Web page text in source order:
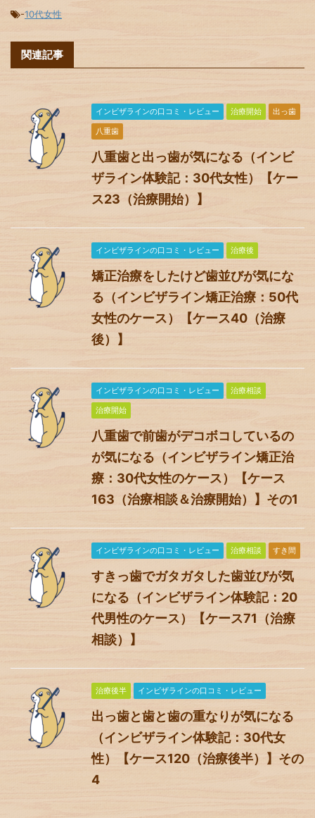
-10代女性
関連記事
インビザラインの口コミ・レビュー 治療開始
出っ歯
八重歯
八重歯と出っ歯が気になる（インビ
ザライン体験記：30代女性）【ケー
ス23（治療開始）】
インビザラインの口コミ・レビュー 治療後
矯正治療をしたけど歯並びが気にな
る（インビザライン矯正治療：50代
女性のケース）【ケース40（治療
後）】
インビザラインの口コミ・レビュー
治療相談
治療開始
八重歯で前歯がデコボコしているの
が気になる（インビザライン矯正治
療：30代女性のケース）【ケース
163（治療相談＆治療開始）】その1
インビザラインの口コミ・レビュー 治療相談 すき間
すきっ歯でガタガタした歯並びが気
になる（インビザライン体験記：20
代男性のケース）【ケース71（治療
相談）】
治療後半 インビザラインの口コミ・レビュー
出っ歯と歯と歯の重なりが気になる
（インビザライン体験記：30代女
性）【ケース120（治療後半）】その
4